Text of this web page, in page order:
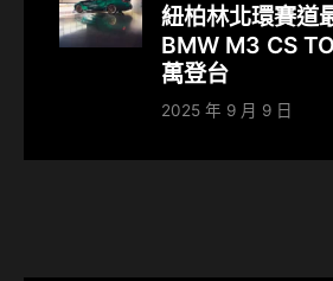
紐柏林北環賽道
BMW M3 CS
萬登台
2025 年 9 月 9 日